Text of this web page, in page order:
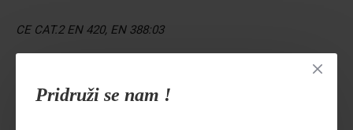
Pridruži se nam !
CE CAT.2 EN 420, EN 388:03
12kom/ vrečka